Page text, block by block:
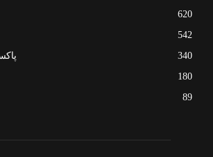
620
542
340
180
89